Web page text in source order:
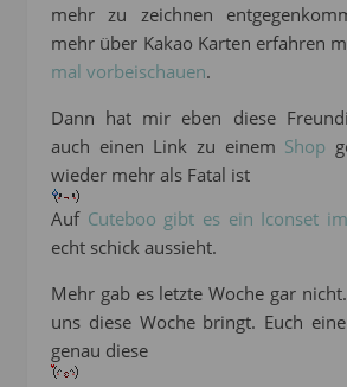
mehr zu zeichnen
mehr über Kakao Karten erfahren
mal vorbeischauen.
Dann hat mir eben diese
auch einen Link zu einem Shop
wieder mehr als Fatal ist
Auf Cuteboo gibt es ein Iconset
echt schick aussieht.
Mehr gab es letzte Woche gar
uns diese Woche bringt. Euch
genau diese